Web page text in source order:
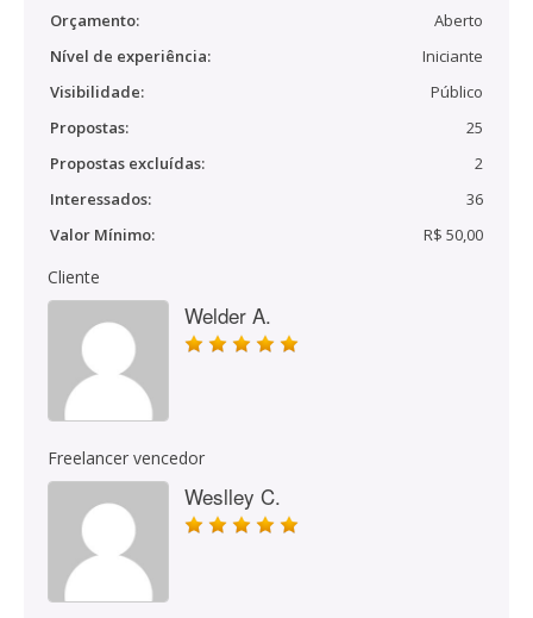
Orçamento:
Aberto
Nível de experiência:
Iniciante
Visibilidade:
Público
Propostas:
25
Propostas excluídas:
2
Interessados:
36
Valor Mínimo:
R$ 50,00
Cliente
Welder A.
Freelancer vencedor
Weslley C.